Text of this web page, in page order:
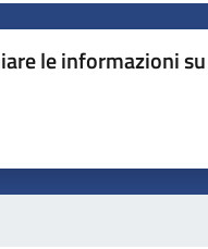
le informazioni
5 stelle su 5
stelle su 5
su 5
5